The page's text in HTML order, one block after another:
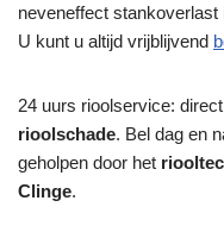
neveneffect stankoverlast
U kunt u altijd vrijblijvend
24 uurs rioolservice:
rioolschade. Bel dag en
geholpen door het
Clinge.